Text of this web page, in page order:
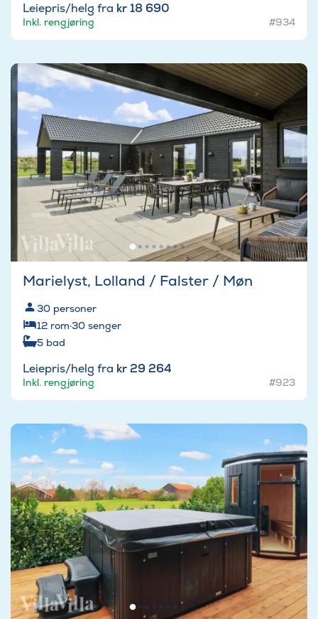
Leiepris/helg fra kr 18 690
Inkl. rengjøring #934
Marielyst, Lolland / Falster / Møn
30 personer
12 rom·30 senger
5 bad
Leiepris/helg fra kr 29 264
Inkl. rengjøring #923